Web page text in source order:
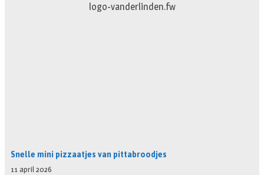
logo-vanderlinden.fw
Snelle mini pizzaatjes van pittabroodjes
11 april 2026